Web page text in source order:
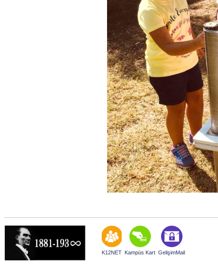
K12NET Kampüs Kart GelişimMail